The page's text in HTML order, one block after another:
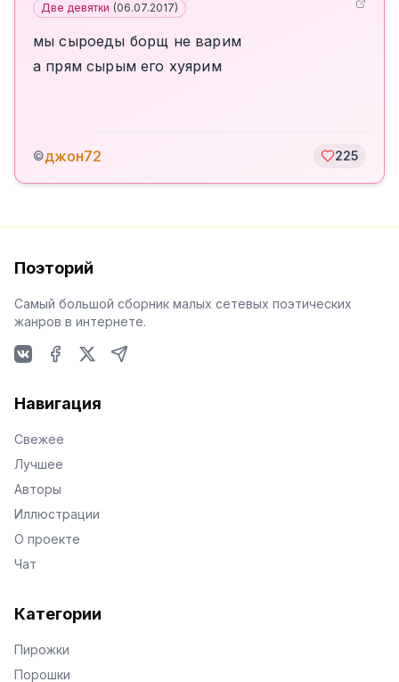
Две девятки (06.07.2017)
мы сыроеды борщ не варим
а прям сырым его хуярим
©джон72 225
Поэторий
Самый большой сборник малых сетевых поэтических
жанров в интернете.
Навигация
Свежее
Лучшее
Авторы
Иллюстрации
О проекте
Чат
Категории
Пирожки
Порошки